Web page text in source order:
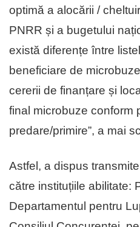
optimă a alocării /
PNRR și a bugetului
există diferențe între
beneficiare de
cererii de finanțare și
final microbuze conform
predare/primire”, a mai
Astfel, a dispus
către instituțiile abilitate:
Departamentul pentru